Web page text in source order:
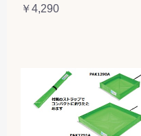
￥4,290